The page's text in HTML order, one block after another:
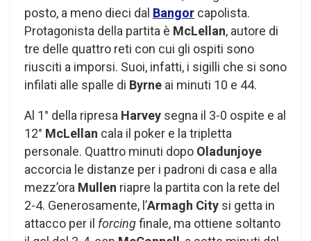
posto, a meno dieci dal Bangor capolista.
Protagonista della partita è McLellan, autore di
tre delle quattro reti con cui gli ospiti sono
riusciti a imporsi. Suoi, infatti, i sigilli che si sono
infilati alle spalle di Byrne ai minuti 10 e 44.
Al 1° della ripresa Harvey segna il 3-0 ospite e al
12° McLellan cala il poker e la tripletta
personale. Quattro minuti dopo Oladunjoye
accorcia le distanze per i padroni di casa e alla
mezz’ora Mullen riapre la partita con la rete del
2-4. Generosamente, l’Armagh City si getta in
attacco per il forcingfinale, ma ottiene soltanto